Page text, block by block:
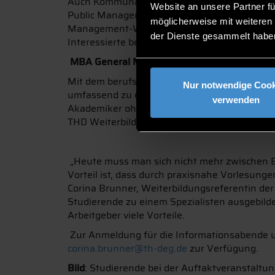
Website an unsere Partner
möglicherweise mit
der Dienste gesammelt
Nur notwendige
verwenden
Public Management richtet sich an Fach-
Management-Wissen erweitern und sich
Interessierte beim Informationsabend ab
MBA General Management
Mit dem berufsbegleitenden MBA General
umfassend zu eine gefragten
Akademiker ohne betriebswirtschaftlichen
THD Weiterbildungszentrum über den
„Heute muss man sich nicht mehr
Vorteil ist, dass durch praxisnahe
Corina Brunner, Weiterbildungsreferentin
Studierende zu einem Spezialisten
Arbeitgeber viele Vorteile.
Zur Anmeldung für die Informationsabende
corina.brunner@th-deg.de zur Verfügung.
Bild: Studierende bei der